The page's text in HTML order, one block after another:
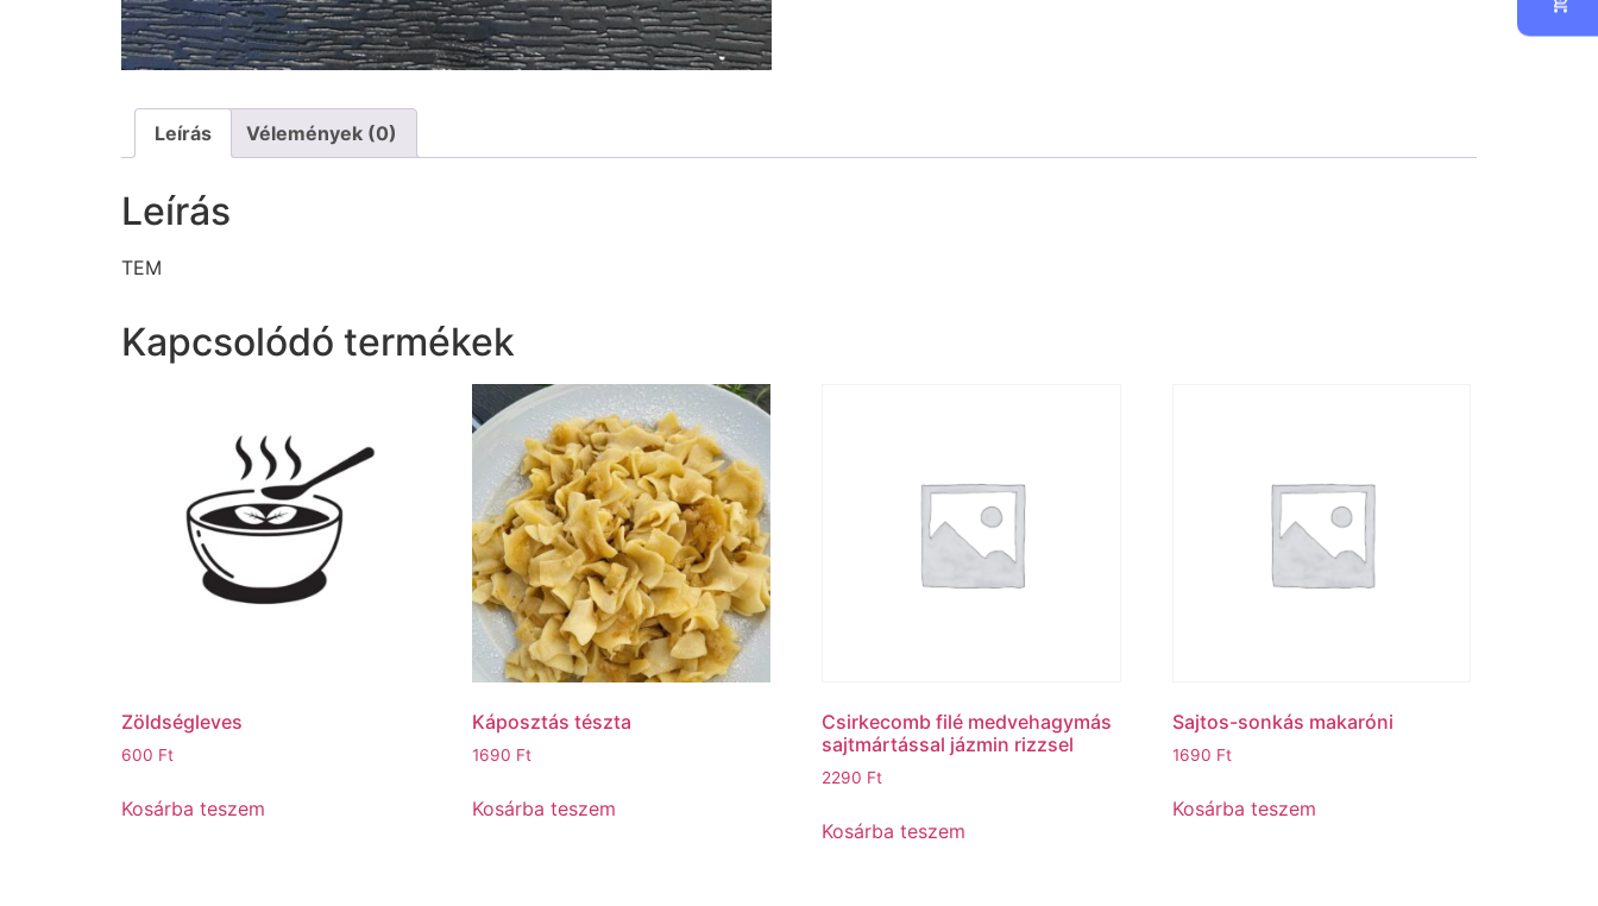
Leírás Vélemények (0)
Leírás
TEM
Kapcsolódó termékek
Zöldségleves
600 Ft
Kosárba teszem
Káposztás tészta
1690 Ft
Kosárba teszem
Csirkecomb filé medvehagymás
sajtmártással jázmin rizzsel
2290 Ft
Kosárba teszem
Sajtos-sonkás makaróni
1690 Ft
Kosárba teszem